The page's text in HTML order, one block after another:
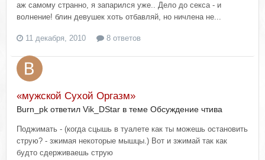
аж самому странно, я запарился уже.. Дело до секса - и
волнение! блин девушек хоть отбавляй, но ничлена не...
11 декабря, 2010 8 ответов
«мужской Сухой Оргазм»
Burn_pk ответил Vik_DStar в теме Обсуждение чтива
Поджимать - (когда сцышь в туалете как ты можешь остановить
струю? - зжимая некоторые мышцы.) Вот и зжимай так как
будто сдерживаешь струю